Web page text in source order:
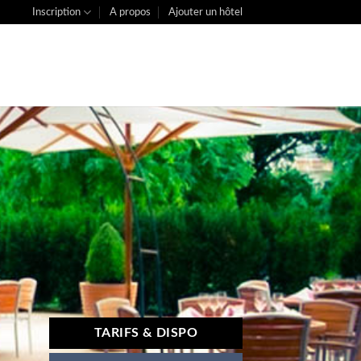
Inscription A propos Ajouter un hôtel
TARIFS & DISPO